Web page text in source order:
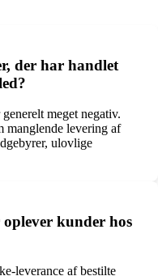
der har handlet
meget negativ.
manglende levering af
ulovlige
kunder hos
leverance af bestilte